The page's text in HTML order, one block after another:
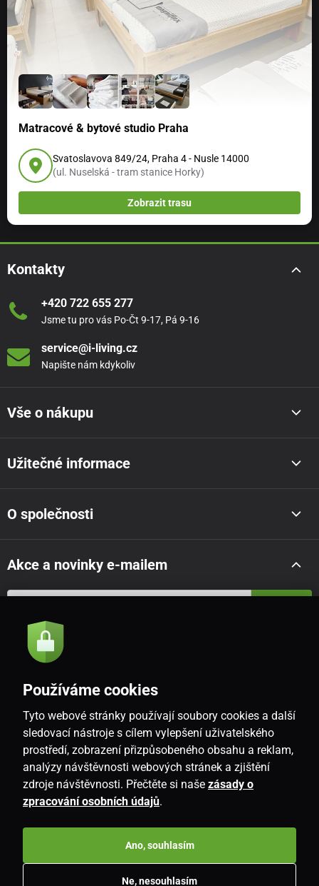
Matracové & bytové studio Praha
Svatoslavova 849/24, Praha 4 - Nusle 14000
(ul. Nuselská - tram stanice Horky)
Zobrazit trasu
Kontakty
+420 722 655 277
Jsme tu pro vás Po-Čt 9-17, Pá 9-16
service@i-living.cz
Napište nám kdykoliv
Vše o nákupu
Užitečné informace
O společnosti
Akce a novinky e-mailem
Souhlasím se
CZ
www.i-living.cz. Všechna práva vyhrazena.
Používáme cookies
Tyto webové stránky používají soubory cookies a další
sledovací nástroje s cílem vylepšení uživatelského
prostředí, zobrazení přizpůsobeného obsahu a reklam,
analýzy návštěvnosti webových stránek a zjištění
zdroje návštěvnosti. Přečtěte si naše zásady o
zpracování osobních údajů.
Ne, nesouhlasím
Ano, souhlasím